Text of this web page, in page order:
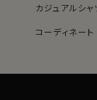
このシャツは衿
衿がきれいに開
カジュアルシャ
コーディネート